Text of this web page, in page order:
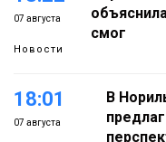
07 августа
Новости
смог
18:01
07 августа
В